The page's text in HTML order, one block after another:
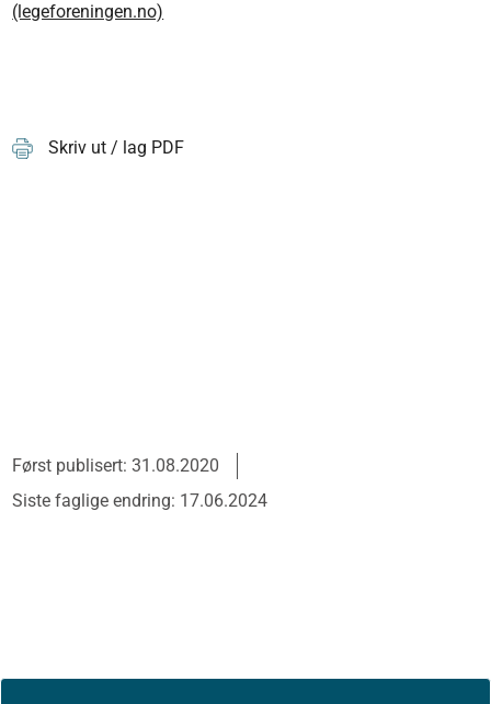
(legeforeningen.no)
Skriv ut / lag PDF
Først publisert: 31.08.2020
Siste faglige endring: 17.06.2024